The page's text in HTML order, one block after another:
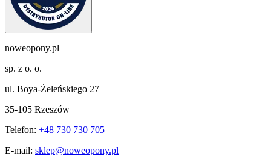
noweopony.pl
sp. z o. o.
ul. Boya-Żeleńskiego 27
35-105 Rzeszów
Telefon: +48 730 730 705
E-mail: sklep@noweopony.pl